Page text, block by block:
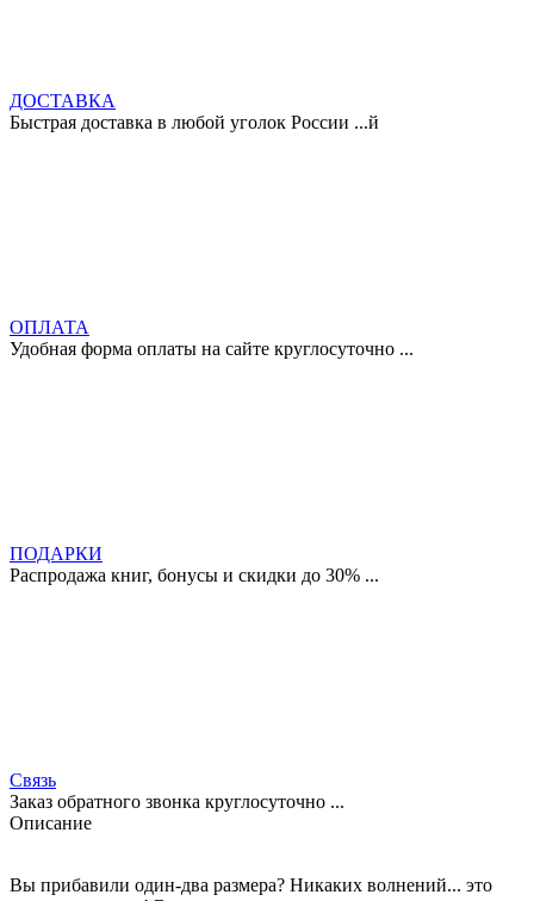
ДОСТАВКА
Быстрая доставка в любой уголок России ...й
ОПЛАТА
Удобная форма оплаты на сайте круглосуточно ...
ПОДАРКИ
Распродажа книг, бонусы и скидки до 30% ...
Связь
Заказ обратного звонка круглосуточно ...
Описание
Вы прибавили один-два размера? Никаких волнений... это